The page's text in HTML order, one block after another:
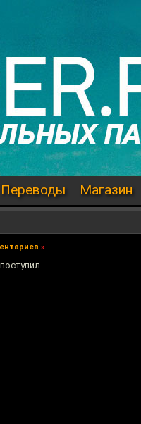
Переводы Магазин
»